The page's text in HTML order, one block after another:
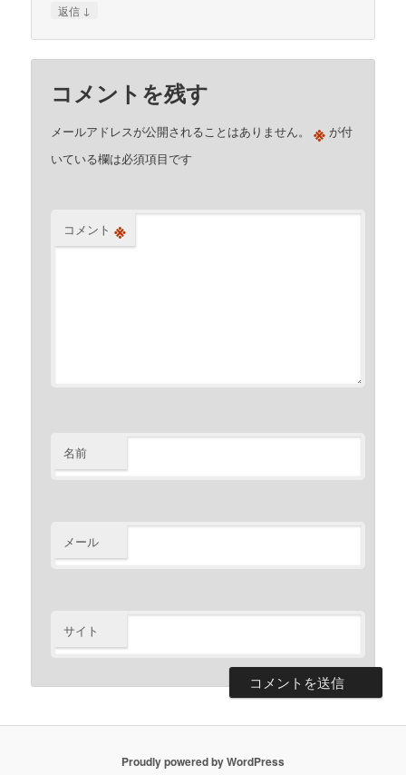
返信 ↓
コメントを残す
メールアドレスが公開されることはありません。 ※ が付
いている欄は必須項目です
コメント ※
名前
メール
サイト
Proudly powered by WordPress